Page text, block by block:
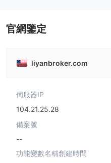
官網鑒定
liyanbroker.com
伺服器IP
104.21.25.28
備案號
--
功能變數名稱創建時間